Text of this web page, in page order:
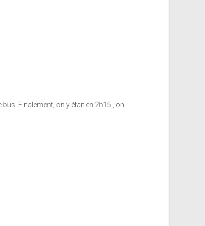
Finalement, on y était en 2h15 , on